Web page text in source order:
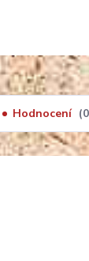
Hodnocení 0